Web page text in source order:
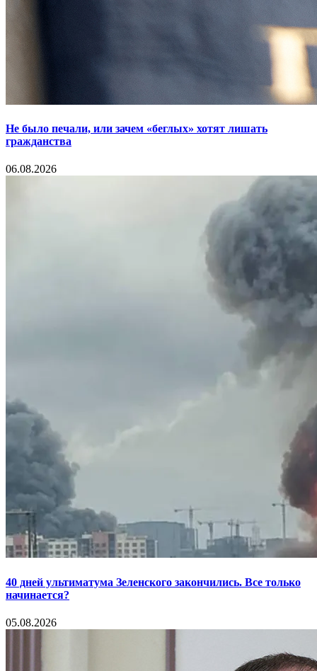
Не было печали, или зачем «беглых» хотят лишать
гражданства
06.08.2026
40 дней ультиматума Зеленского закончились. Все только
начинается?
05.08.2026